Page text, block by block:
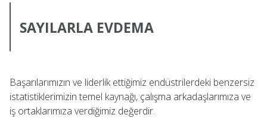
SAYILARLA EVDEMA
Başarılarımızın ve liderlik ettiğimiz endüstrilerdeki benzersiz
istatistiklerimizin temel kaynağı, çalışma arkadaşlarımıza ve
iş ortaklarımıza verdiğimiz değerdir.